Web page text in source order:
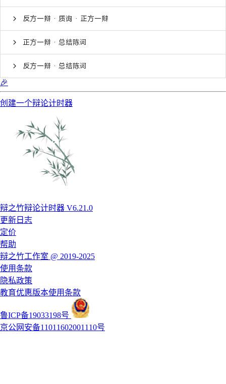
反方一辩 · 质询 · 正方一辩
正方一辩 · 总结陈词
反方一辩 · 总结陈词
🎉
创建一个辩论计时器
辩之竹辩论计时器 V6.21.0
更新日志
定价
帮助
辩之竹工作室 @ 2019-2025
使用条款
隐私政策
教育优惠版本使用条款
鲁ICP备19033198号
京公网安备11011602001110号